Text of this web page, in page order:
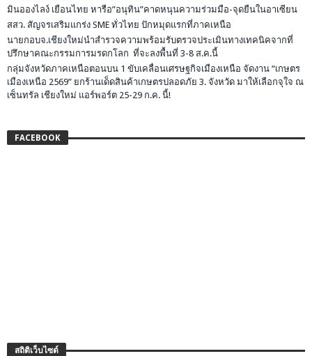
มินอองไลง์ เยือนไทย หารือ”อนุทิน”คาดหนุนความร่วมมือ-จุดยืนในอาเซียน
สสว. สัญจรเสริมแกร่ง SME ทั่วไทย ปักหมุดแรกที่ภาคเหนือ
นายกอบจ.เชียงใหม่นำสำรวจความพร้อมรับตรวจประเมินทางเทคนิคจากที่
ปรึกษาคณะกรรมการมรดกโลก ที่จะลงพื้นที่ 3-8 ส.ค.นี้
กลุ่มจังหวัดภาคเหนือตอนบน 1 ขับเคลื่อนเศรษฐกิจเมืองเหนือ จัดงาน “เกษตร
เมืองเหนือ 2569” ยกร้านเด็ดสินค้าเกษตรปลอดภัย 3. จังหวัด มาให้เลือกจุใจ ณ
เซ็นทรัล เชียงใหม่ แอร์พอร์ต 25-29 ก.ค. นี้!
FACEBOOK
สถิติเว็บไซต์